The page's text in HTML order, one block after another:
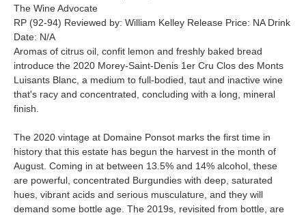
The Wine Advocate
RP (92-94) Reviewed by: William Kelley Release Price: NA Drink
Date: N/A
Aromas of citrus oil, confit lemon and freshly baked bread
introduce the 2020 Morey-Saint-Denis 1er Cru Clos des Monts
Luisants Blanc, a medium to full-bodied, taut and inactive wine
that's racy and concentrated, concluding with a long, mineral
finish.
The 2020 vintage at Domaine Ponsot marks the first time in
history that this estate has begun the harvest in the month of
August. Coming in at between 13.5% and 14% alcohol, these
are powerful, concentrated Burgundies with deep, saturated
hues, vibrant acids and serious musculature, and they will
demand some bottle age. The 2019s, revisited from bottle, are